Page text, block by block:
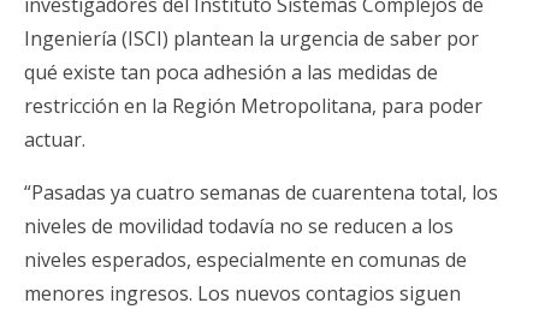
Ingeniería (ISCI) plantean la urgencia de saber por
qué existe tan poca adhesión a las medidas de
restricción en la Región Metropolitana, para poder
actuar.
“Pasadas ya cuatro semanas de cuarentena total, los
niveles de movilidad todavía no se reducen a los
niveles esperados, especialmente en comunas de
menores ingresos. Los nuevos contagios siguen